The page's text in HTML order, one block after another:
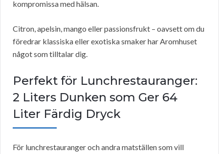
kompromissa med hälsan.
Citron, apelsin, mango eller passionsfrukt – oavsett om du
föredrar klassiska eller exotiska smaker har Aromhuset
något som tilltalar dig.
Perfekt för Lunchrestauranger:
2 Liters Dunken som Ger 64
Liter Färdig Dryck
För lunchrestauranger och andra matställen som vill